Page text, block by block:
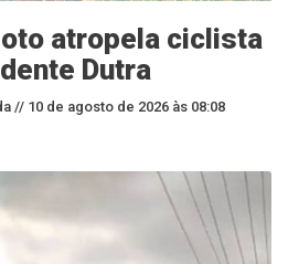
atropela ciclista
Dutra
// 10 de agosto de 2026 às 08:08